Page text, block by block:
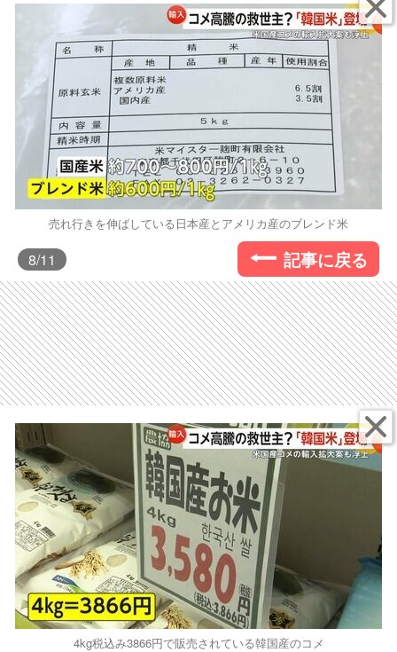
売れ行きを伸ばしている日本産とアメリカ産のブレンド米
8/11 記事に戻る
4kg税込み3866円で販売されている韓国産のコメ